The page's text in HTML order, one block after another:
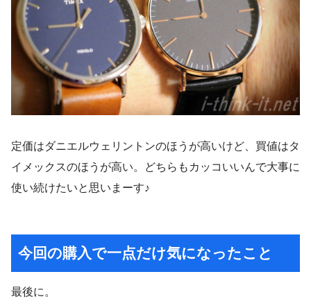
定価はダニエルウェリントンのほうが高いけど、買値はタ
イメックスのほうが高い。どちらもカッコいいんで大事に
使い続けたいと思いまーす♪
今回の購入で一点だけ気になったこと
最後に。